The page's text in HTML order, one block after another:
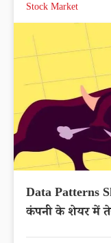
Stock Market
Data Patterns
कंपनी के शेयर में